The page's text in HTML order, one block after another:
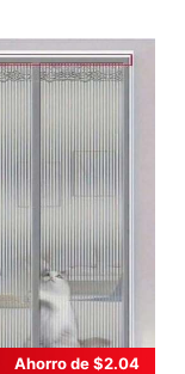
Ahorro de $2.04